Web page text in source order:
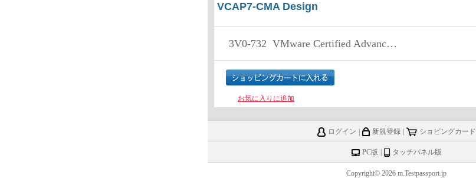
VCAP7-CMA Design
3V0-732 VMware Certified Advanced Professional 7 - Cloud Management and Automation Design Exam
お気に入りに追加
ログイン 新規登録 ショピングカード
PC版 タッチパネル版
Copyright© 2026 m.Testpassport.jp